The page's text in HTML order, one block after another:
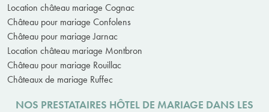
Location château mariage Cognac
Château pour mariage Confolens
Château pour mariage Jarnac
Location château mariage Montbron
Château pour mariage Rouillac
Châteaux de mariage Ruffec
NOS PRESTATAIRES HÔTEL DE MARIAGE DANS LES